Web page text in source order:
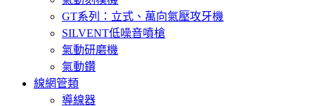
GT系列：立式、萬向氣壓攻牙機
SILVENT低噪音噴槍
氣動研磨機
氣動鑽
線網管類
導線器